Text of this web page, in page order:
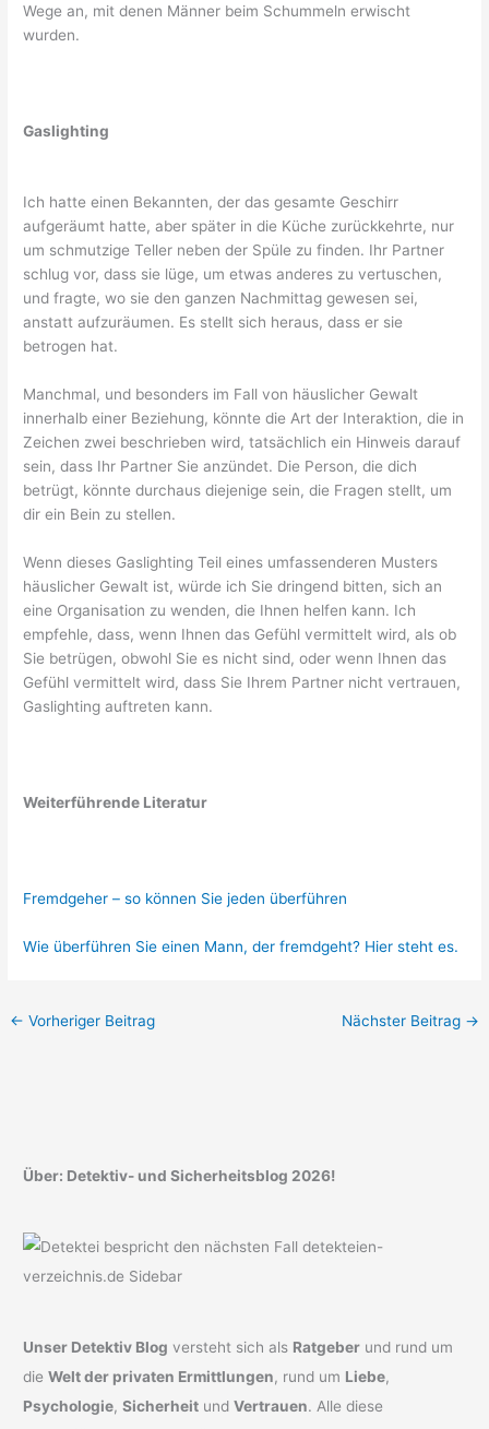
Wege an, mit denen Männer beim Schummeln erwischt
wurden.
Gaslighting
Ich hatte einen Bekannten, der das gesamte Geschirr
aufgeräumt hatte, aber später in die Küche zurückkehrte, nur
um schmutzige Teller neben der Spüle zu finden. Ihr Partner
schlug vor, dass sie lüge, um etwas anderes zu vertuschen,
und fragte, wo sie den ganzen Nachmittag gewesen sei,
anstatt aufzuräumen. Es stellt sich heraus, dass er sie
betrogen hat.
Manchmal, und besonders im Fall von häuslicher Gewalt
innerhalb einer Beziehung, könnte die Art der Interaktion, die in
Zeichen zwei beschrieben wird, tatsächlich ein Hinweis darauf
sein, dass Ihr Partner Sie anzündet. Die Person, die dich
betrügt, könnte durchaus diejenige sein, die Fragen stellt, um
dir ein Bein zu stellen.
Wenn dieses Gaslighting Teil eines umfassenderen Musters
häuslicher Gewalt ist, würde ich Sie dringend bitten, sich an
eine Organisation zu wenden, die Ihnen helfen kann. Ich
empfehle, dass, wenn Ihnen das Gefühl vermittelt wird, als ob
Sie betrügen, obwohl Sie es nicht sind, oder wenn Ihnen das
Gefühl vermittelt wird, dass Sie Ihrem Partner nicht vertrauen,
Gaslighting auftreten kann.
Weiterführende Literatur
Fremdgeher – so können Sie jeden überführen
Wie überführen Sie einen Mann, der fremdgeht? Hier steht es.
← Vorheriger Beitrag Nächster Beitrag →
Über: Detektiv- und Sicherheitsblog 2026!
Unser Detektiv Blog versteht sich als Ratgeber und rund um
dieWelt der privaten Ermittlungen, rund um Liebe,
Psychologie,Sicherheit undVertrauen. Alle diese